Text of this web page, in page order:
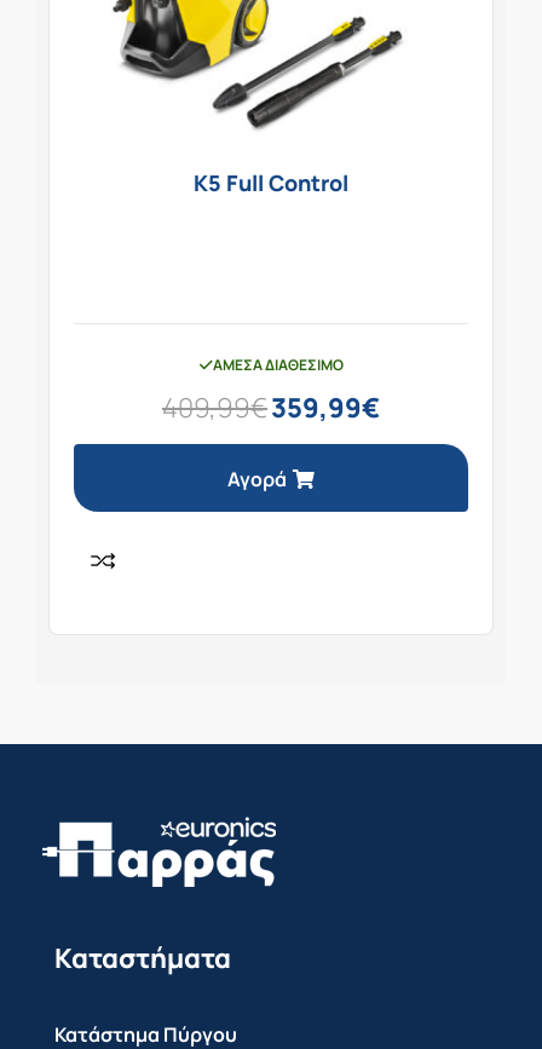
K5 Full Control
ΆΜΕΣΑ ΔΙΑΘΈΣΙΜΟ
409,99€359,99€
Αγορά
Καταστήματα
Κατάστημα Πύργου